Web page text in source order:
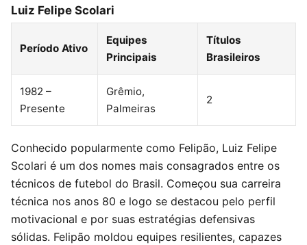
Luiz Felipe Scolari
Período Ativo
Equipes
Principais
Títulos
Brasileiros
1982 –
Presente
Grêmio,
Palmeiras
2
Conhecido popularmente como Felipão, Luiz Felipe
Scolari é um dos nomes mais consagrados entre os
técnicos de futebol do Brasil. Começou sua carreira
técnica nos anos 80 e logo se destacou pelo perfil
motivacional e por suas estratégias defensivas
sólidas. Felipão moldou equipes resilientes, capazes